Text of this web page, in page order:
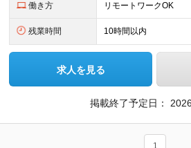
働き方 リモートワークOK
残業時間 10時間以内
求人を見る
掲載終了予定日：
1